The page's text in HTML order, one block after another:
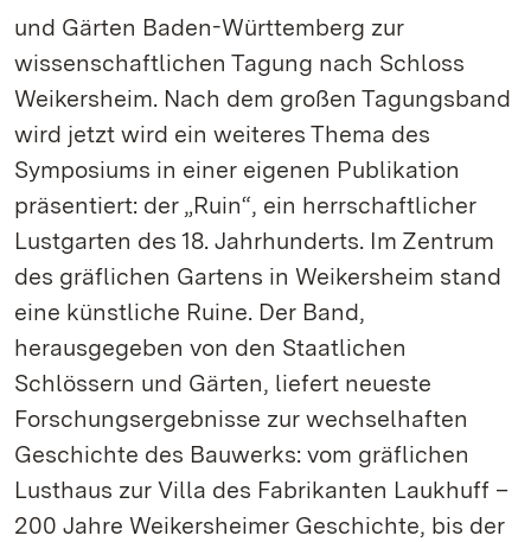
und Gärten Baden-Württemberg zur
wissenschaftlichen Tagung nach Schloss
Weikersheim. Nach dem großen Tagungsband
wird jetzt wird ein weiteres Thema des
Symposiums in einer eigenen Publikation
präsentiert: der „Ruin“, ein herrschaftlicher
Lustgarten des 18. Jahrhunderts. Im Zentrum
des gräflichen Gartens in Weikersheim stand
eine künstliche Ruine. Der Band,
herausgegeben von den Staatlichen
Schlössern und Gärten, liefert neueste
Forschungsergebnisse zur wechselhaften
Geschichte des Bauwerks: vom gräflichen
Lusthaus zur Villa des Fabrikanten Laukhuff –
200 Jahre Weikersheimer Geschichte, bis der